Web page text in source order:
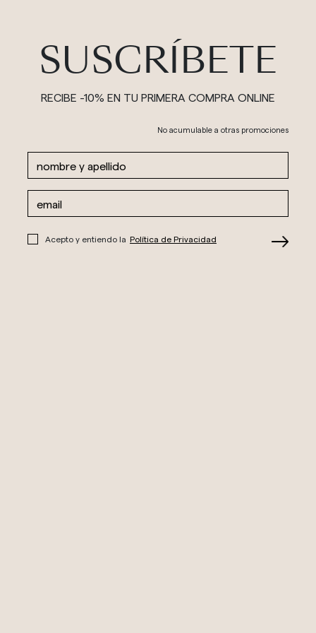
SUSCRÍBETE
RECIBE -10% EN TU PRIMERA COMPRA ONLINE
No acumulable a otras promociones
Acepto y entiendo la Política de Privacidad